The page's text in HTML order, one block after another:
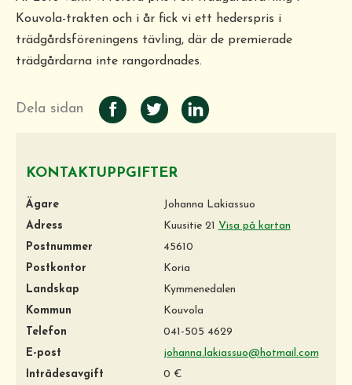
Kouvola-trakten och i år fick vi ett hederspris i
trädgårdsföreningens tävling, där de premierade
trädgårdarna inte rangordnades.
Dela sidan
KONTAKTUPPGIFTER
Ägare
Johanna Lakiassuo
Adress
Kuusitie 21 Visa på kartan
Postnummer
45610
Postkontor
Koria
Landskap
Kymmenedalen
Kommun
Kouvola
Telefon
041-505 4629
E-post
johanna.lakiassuo@hotmail.com
Inträdesavgift
0 €